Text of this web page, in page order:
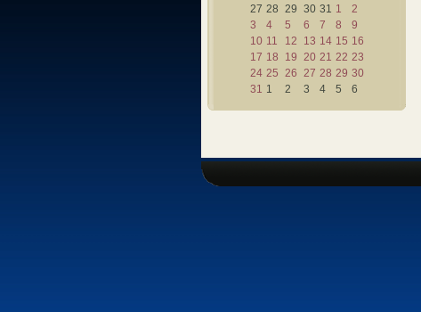
27 28 29 30 31 1
2
3
4 5 6 7 8
9
10 11 12 13 14 15 16
17 18 19 20 21 22 23
24 25 26 27 28 29 30
31 1 2 3 4 5 6